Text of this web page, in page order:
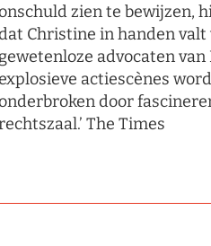
zien te bewijzen,
Christine in handen valt
gewetenloze advocaten van
actiescènes
door
The Times